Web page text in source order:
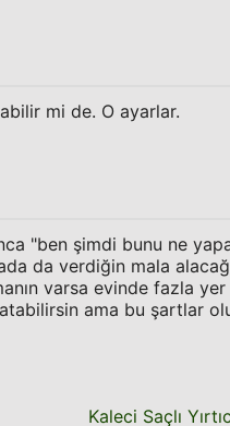
mi de. O ayarlar.
"ben şimdi bunu ne
da verdiğin mala
varsa evinde fazla
ama bu şartlar
Kaleci Saçlı